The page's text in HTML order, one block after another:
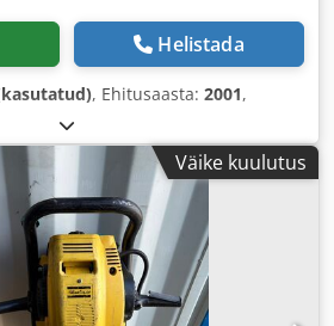
Helistada
, Ehitusaasta: 2001,
Väike kuulutus